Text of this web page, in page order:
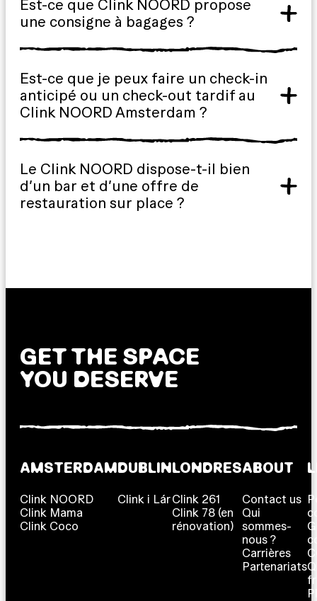
Est-ce que Clink NOORD propose
une consigne à bagages ?
Est-ce que je peux faire un check-in
anticipé ou un check-out tardif au
Clink NOORD Amsterdam ?
Le Clink NOORD dispose-t-il bien
d’un bar et d’une offre de
restauration sur place ?
GET THE SPACE
YOU DESERVE
AMSTERDAM
Clink NOORD
Clink Mama
Clink Coco
DUBLIN
Clink i Lár
LONDRES
Clink 261
Clink 78 (en
rénovation)
ABOUT
Contact us
Qui
sommes-
nous ?
Carrières
Partenariats